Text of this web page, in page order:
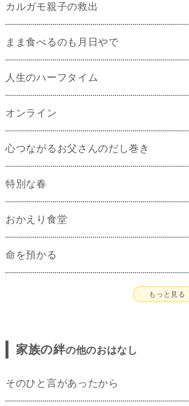
カルガモ親子の救出
まま食べるのも月日やで
人生のハーフタイム
オンライン
心つながるお父さんのだし巻き
特別な春
おかえり食堂
命を預かる
もっと見る
家族の絆の他のおはなし
そのひと言があったから